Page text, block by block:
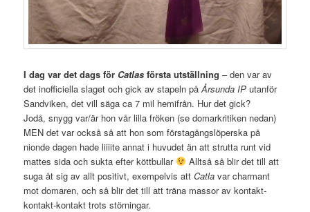
I dag var det dags för Catlas första utställning– den var av
det inofficiella slaget och gick av stapeln påÅrsunda IP utanför
Sandviken, det vill säga ca 7 mil hemifrån. Hur det gick?
Jodå, snygg var/är hon vår lilla fröken (se domarkritiken nedan)
MEN det var också så att hon som förstagångslöperska på
nionde dagen hade liiiite annat i huvudet än att strutta runt vid
mattes sida och sukta efter köttbullar
Alltså så blir det till att
suga åt sig av allt positivt, exempelvis attCatla var charmant
mot domaren, och så blir det till att träna massor av kontakt-
kontakt-kontakt trots störningar.